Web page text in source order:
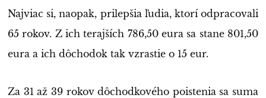
Najviac si, naopak, prilepšia ľudia, ktorí odpracovali
65 rokov. Z ich terajších 786,50 eura sa stane 801,50
eura a ich dôchodok tak vzrastie o 15 eur.
Za 31 až 39 rokov dôchodkového poistenia sa suma